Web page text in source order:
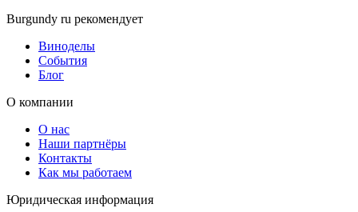
Burgundy ru рекомендует
Виноделы
События
Блог
О компании
О нас
Наши партнёры
Контакты
Как мы работаем
Юридическая информация